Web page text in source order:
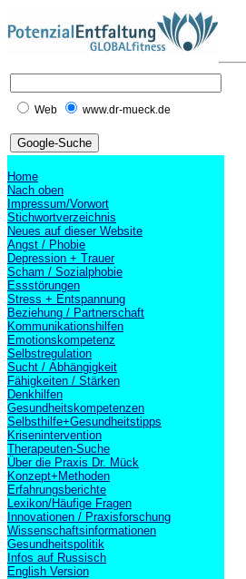
Web www.dr-mueck.de
Home
Nach oben
Impressum/Vorwort
Stichwortverzeichnis
Neues auf dieser Website
Angst / Phobie
Depression + Trauer
Scham / Sozialphobie
Essstörungen
Stress + Entspannung
Beziehung / Partnerschaft
Kommunikationshilfen
Emotionskompetenz
Selbstregulation
Sucht / Abhängigkeit
Fähigkeiten / Stärken
Denkhilfen
Gesundheitskompetenzen
Selbsthilfe+Gesundheitstipps
Krisenintervention
Therapeuten-Suche
Über die Praxis Dr. Mück
Konzept+Methoden
Erfahrungsberichte
Lexikon/Häufige Fragen
Innovationen / Praxisforschung
Wissenschaftsinformationen
Gesundheitspolitik
Infos auf Russisch
English Version